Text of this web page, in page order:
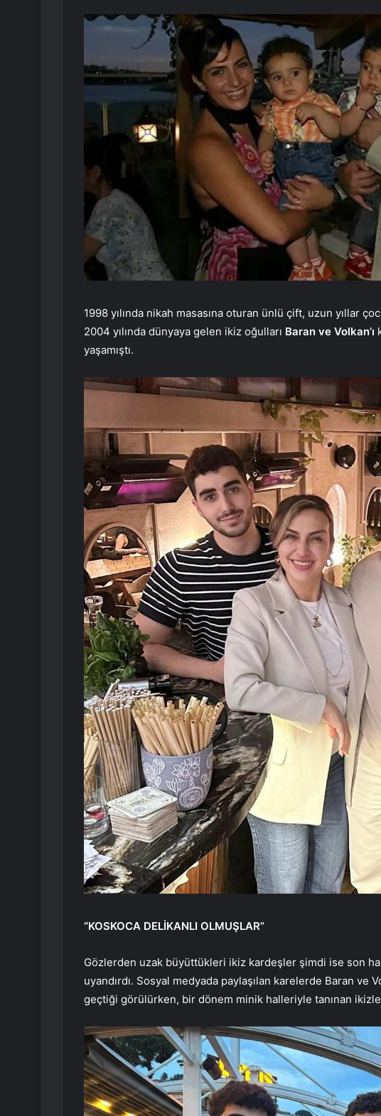
1998 yılında nikah masasına oturan ünlü çift, uzun yıllar
2004 yılında dünyaya gelen ikiz oğulları Baran ve Volkan’ı
yaşamıştı.
“KOSKOCA DELİKANLI OLMUŞLAR”
Gözlerden uzak büyüttükleri ikiz kardeşler şimdi ise son
uyandırdı. Sosyal medyada paylaşılan karelerde Baran ve
geçtiği görülürken, bir dönem minik halleriyle tanınan